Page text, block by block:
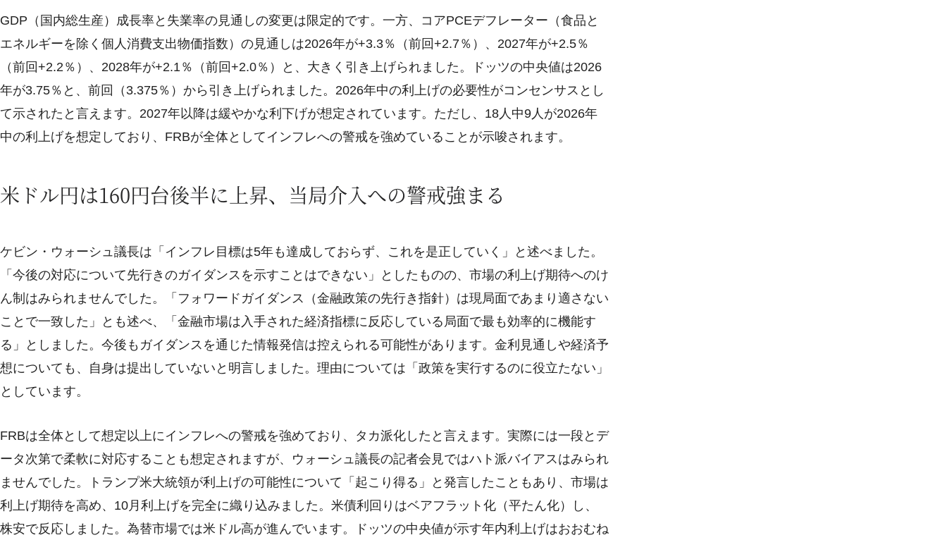
GDP（国内総生産）成長率と失業率の見通しの変更は限定的です。一方、コアPCEデフレーター（食品と
エネルギーを除く個人消費支出物価指数）の見通しは2026年が+3.3％（前回+2.7％）、2027年が+2.5％
（前回+2.2％）、2028年が+2.1％（前回+2.0％）と、大きく引き上げられました。ドッツの中央値は2026
年が3.75％と、前回（3.375％）から引き上げられました。2026年中の利上げの必要性がコンセンサスとし
て示されたと言えます。2027年以降は緩やかな利下げが想定されています。ただし、18人中9人が2026年
中の利上げを想定しており、FRBが全体としてインフレへの警戒を強めていることが示唆されます。
米ドル円は160円台後半に上昇、当局介入への警戒強まる
ケビン・ウォーシュ議長は「インフレ目標は5年も達成しておらず、これを是正していく」と述べました。
「今後の対応について先行きのガイダンスを示すことはできない」としたものの、市場の利上げ期待へのけ
ん制はみられませんでした。「フォワードガイダンス（金融政策の先行き指針）は現局面であまり適さない
ことで一致した」とも述べ、「金融市場は入手された経済指標に反応している局面で最も効率的に機能す
る」としました。今後もガイダンスを通じた情報発信は控えられる可能性があります。金利見通しや経済予
想についても、自身は提出していないと明言しました。理由については「政策を実行するのに役立たない」
としています。
FRBは全体として想定以上にインフレへの警戒を強めており、タカ派化したと言えます。実際には一段とデ
ータ次第で柔軟に対応することも想定されますが、ウォーシュ議長の記者会見ではハト派バイアスはみられ
ませんでした。トランプ米大統領が利上げの可能性について「起こり得る」と発言したこともあり、市場は
利上げ期待を高め、10月利上げを完全に織り込みました。米債利回りはベアフラット化（平たん化）し、
株安で反応しました。為替市場では米ドル高が進んでいます。ドッツの中央値が示す年内利上げはおおむね